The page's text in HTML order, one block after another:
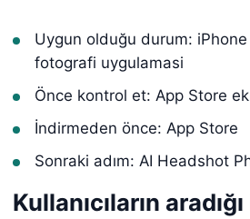
Uygun olduğu durum:
fotografi uygulamasi
Önce kontrol et: App Store
İndirmeden önce: App Store
Sonraki adım: AI Headshot
Kullanıcıların